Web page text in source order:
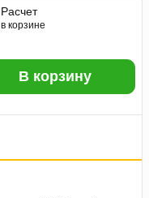
Расчет
в корзине
В корзину